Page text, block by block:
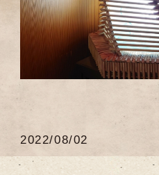
2022/08/02